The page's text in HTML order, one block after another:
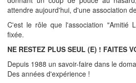
attendre aujourd'hui, d'une association
C'est le rôle que l'association "Amitié
fixée.
NE RESTEZ PLUS SEUL (E) ! FAITES
Depuis 1988 un savoir-faire dans le
Des années d'expérience !